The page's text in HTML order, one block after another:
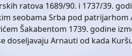
ratova 1689/90. i 1737/39.
seobama Srba pod
Šakabentom 1739. godine
doseljavaju Arnauti od kada